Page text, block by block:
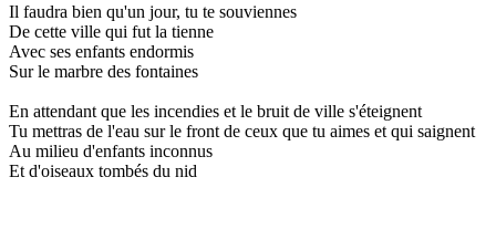
Il faudra bien qu'un jour, tu te souviennes
De cette ville qui fut la tienne
Avec ses enfants endormis
Sur le marbre des fontaines
En attendant que les incendies et le bruit de ville s'éteignent
Tu mettras de l'eau sur le front de ceux que tu aimes et qui saignent
Au milieu d'enfants inconnus
Et d'oiseaux tombés du nid